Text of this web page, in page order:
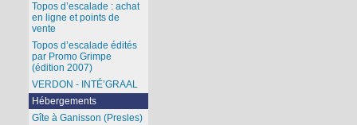
Topos d’escalade : achat
en ligne et points de
vente
Topos d’escalade édités
par Promo Grimpe
(édition 2007)
VERDON - INTÉ’GRAAL
Hébergements
Gîte à Ganisson (Presles)